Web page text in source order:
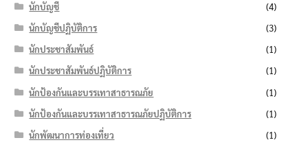
นักบัญชี
(4)
นักบัญชีปฏิบัติการ
(3)
นักประชาสัมพันธ์
(1)
นักประชาสัมพันธ์ปฏิบัติการ
(1)
นักป้องกันและบรรเทาสาธารณภัย
(1)
นักป้องกันและบรรเทาสาธารณภัยปฏิบัติการ
(1)
นักพัฒนาการท่องเที่ยว
(1)